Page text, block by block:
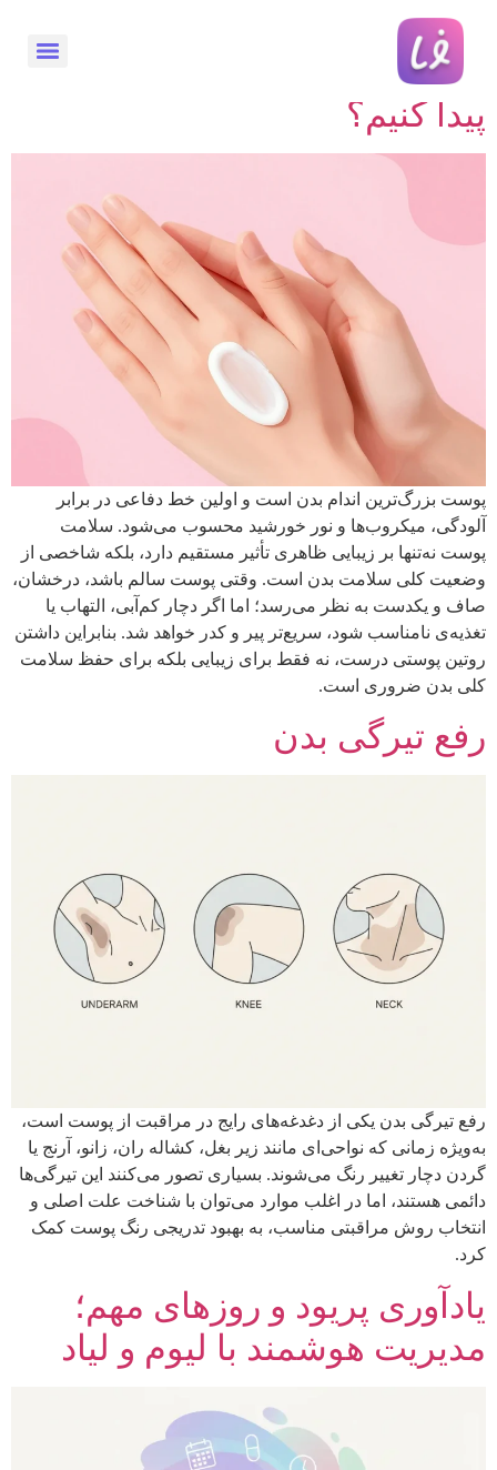
سلامت پوست: چگونه روتین
ایده‌آل خود را در ۳ مرحله ساده
پیدا کنیم؟
پوست بزرگ‌ترین اندام بدن است و اولین خط دفاعی در برابر
آلودگی، میکروب‌ها و نور خورشید محسوب می‌شود. سلامت
پوست نه‌تنها بر زیبایی ظاهری تأثیر مستقیم دارد، بلکه شاخصی از
وضعیت کلی سلامت بدن است. وقتی پوست سالم باشد، درخشان،
صاف و یکدست به نظر می‌رسد؛ اما اگر دچار کم‌آبی، التهاب یا
تغذیه‌ی نامناسب شود، سریع‌تر پیر و کدر خواهد شد. بنابراین داشتن
روتین پوستی درست، نه فقط برای زیبایی بلکه برای حفظ سلامت
کلی بدن ضروری است.
رفع تیرگی بدن
رفع تیرگی بدن یکی از دغدغه‌های رایج در مراقبت از پوست است،
به‌ویژه زمانی که نواحی‌ای مانند زیر بغل، کشاله ران، زانو، آرنج یا
گردن دچار تغییر رنگ می‌شوند. بسیاری تصور می‌کنند این تیرگی‌ها
دائمی هستند، اما در اغلب موارد می‌توان با شناخت علت اصلی و
انتخاب روش مراقبتی مناسب، به بهبود تدریجی رنگ پوست کمک
کرد.
یادآوری پریود و روزهای مهم؛
مدیریت هوشمند با لیوم و لیاد